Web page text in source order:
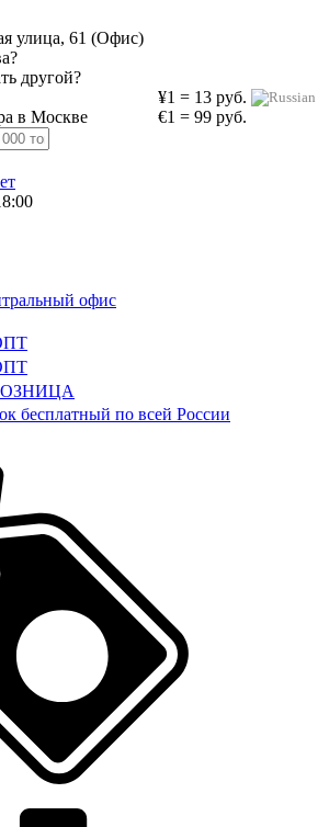
улица, 61 (Офис)
другой?
¥1 = 13 руб.
€1 = 99 руб.
в Москве
офис
бесплатный по всей России